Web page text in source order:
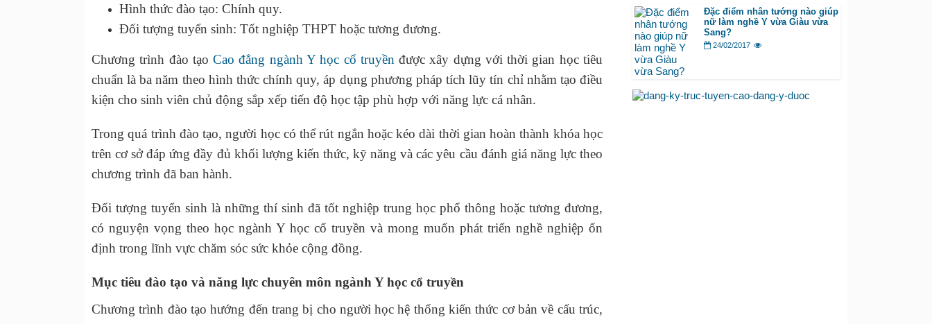
Hình thức đào tạo: Chính quy.
Đối tượng tuyển sinh: Tốt nghiệp THPT hoặc tương đương.
Chương trình đào tạoCao đẳng ngành Y học cổ truyền được xây dựng với thời gian học tiêu
chuẩn là ba năm theo hình thức chính quy, áp dụng phương pháp tích lũy tín chỉ nhằm tạo điều
kiện cho sinh viên chủ động sắp xếp tiến độ học tập phù hợp với năng lực cá nhân.
Trong quá trình đào tạo, người học có thể rút ngắn hoặc kéo dài thời gian hoàn thành khóa học
trên cơ sở đáp ứng đầy đủ khối lượng kiến thức, kỹ năng và các yêu cầu đánh giá năng lực theo
chương trình đã ban hành.
Đối tượng tuyển sinh là những thí sinh đã tốt nghiệp trung học phổ thông hoặc tương đương,
có nguyện vọng theo học ngành Y học cổ truyền và mong muốn phát triển nghề nghiệp ổn
định trong lĩnh vực chăm sóc sức khỏe cộng đồng.
Mục tiêu đào tạo và năng lực chuyên môn ngành Y học cổ truyền
Chương trình đào tạo hướng đến trang bị cho người học hệ thống kiến thức cơ bản về cấu trúc,
Đặc điểm nhân tướng nào giúp
nữ làm nghề Y vừa Giàu vừa
Sang?
24/02/2017